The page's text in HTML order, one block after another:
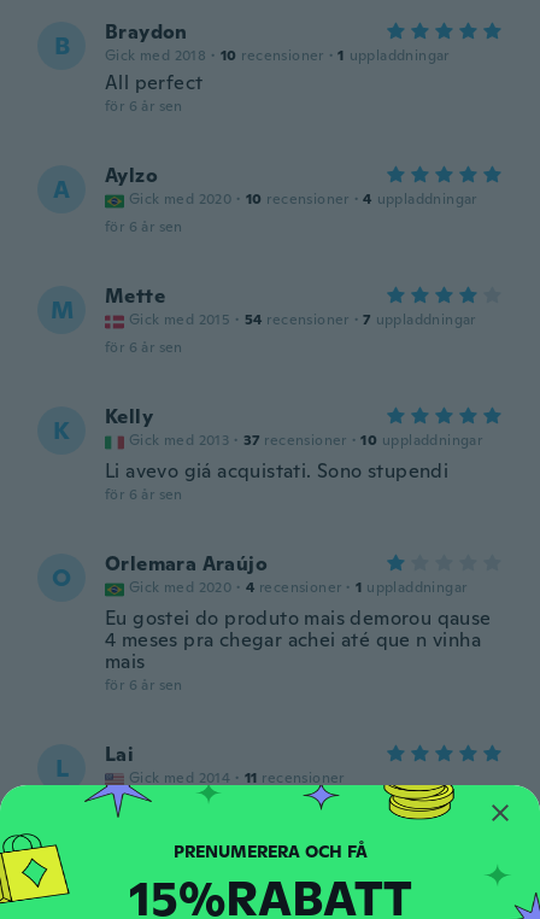
B Braydon
Gick med 2018 · 10 recensioner · 1 uppladdningar
All perfect
för 6 år sen
A Aylzo
Gick med 2020 · 10 recensioner · 4 uppladdningar
för 6 år sen
M Mette
Gick med 2015 · 54 recensioner · 7 uppladdningar
för 6 år sen
K Kelly
Gick med 2013 · 37 recensioner · 10 uppladdningar
Li avevo giá acquistati. Sono stupendi
för 6 år sen
O Orlemara Araújo
Gick med 2020 · 4 recensioner · 1 uppladdningar
Eu gostei do produto mais demorou qause
4 meses pra chegar achei até que n vinha
mais
för 6 år sen
L Lai
Gick med 2014 · 11 recensioner
Great colors...
Kim
PRENUMERERA OCH FÅ
15%RABATT